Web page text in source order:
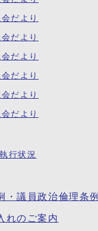
だより
だより
だより
だより
だより
だより
行状況
・議員政治倫理条例
れのご案内